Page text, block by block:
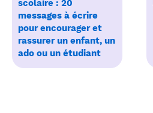
scolaire : 20
messages à écrire
pour encourager et
rassurer un enfant, un
ado ou un étudiant